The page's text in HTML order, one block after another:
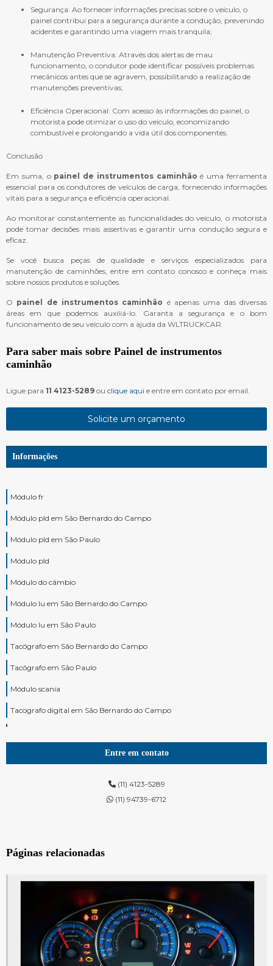
Segurança: Ao fornecer informações precisas sobre o veículo, o
painel contribui para a segurança durante a condução, prevenindo
acidentes e garantindo uma viagem mais tranquila;
Manutenção Preventiva: Através dos alertas de mau
funcionamento, o condutor pode identificar possíveis problemas
mecânicos antes que se agravem, possibilitando a realização de
manutenções preventivas;
Eficiência Operacional: Com acesso às informações do painel, o
motorista pode otimizar o uso do veículo, economizando
combustível e prolongando a vida útil dos componentes.
Conclusão
Em suma, o painel de instrumentos caminhão é uma ferramenta
essencial para os condutores de veículos de carga, fornecendo informações
vitais para a segurança e eficiência operacional.
Ao monitorar constantemente as funcionalidades do veículo, o motorista
pode tomar decisões mais assertivas e garantir uma condução segura e
eficaz.
Se você busca peças de qualidade e serviços especializados para
manutenção de caminhões, entre em contato conosco e conheça mais
sobre nossos produtos e soluções.
O painel de instrumentos caminhão é apenas uma das diversas
áreas em que podemos auxiliá-lo. Garanta a segurança e o bom
funcionamento de seu veículo com a ajuda da WLTRUCKCAR.
Para saber mais sobre Painel de instrumentos
caminhão
Ligue para 11 4123-5289 ou clique aqui e entre em contato por email.
Solicite um orçamento
Informações
Módulo fr
Módulo pld em São Bernardo do Campo
Módulo pld em São Paulo
Módulo pld
Módulo do câmbio
Módulo lu em São Bernardo do Campo
Módulo lu em São Paulo
Tacógrafo em São Bernardo do Campo
Tacógrafo em São Paulo
Módulo scania
Tacografo digital em São Bernardo do Campo
Tacógrafo para caminhão em São Paulo
Painel de instrumentos em São Paulo
Módulo volks
Modulo volvo penta
Painel de instrumentos do veículo em São Bernardo do Campo
Entre em contato
(11) 4123-5289
(11) 94739-6712
Páginas relacionadas